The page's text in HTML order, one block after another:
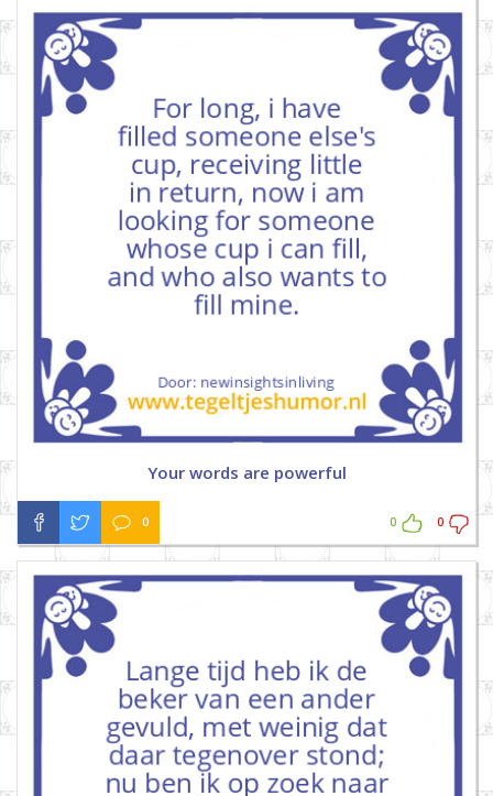
Your words are powerful
0 0 0